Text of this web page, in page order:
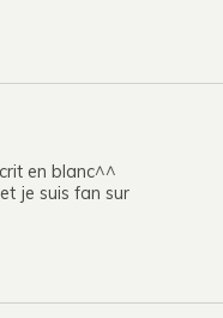
en blanc^^
et je suis fan sur